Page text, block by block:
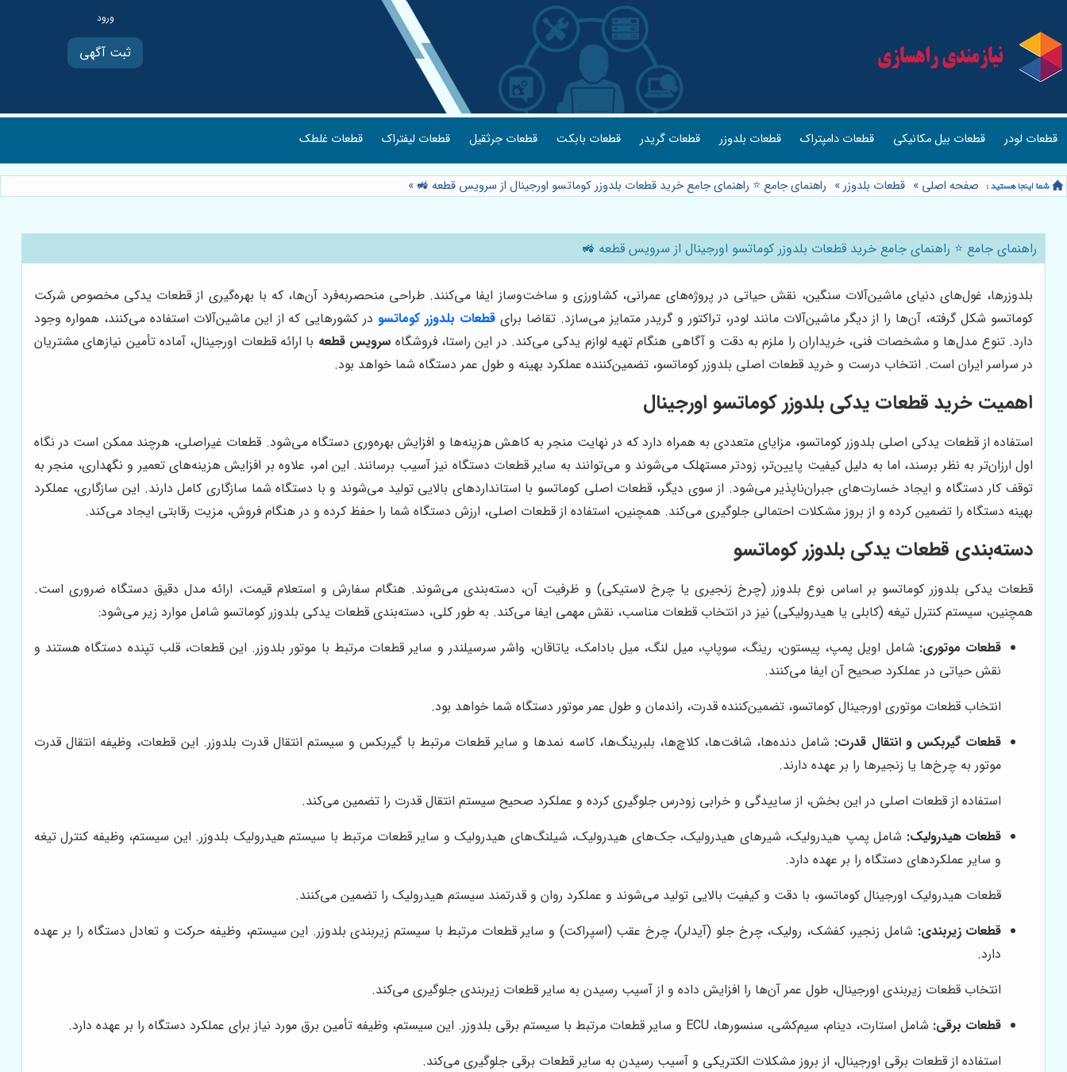
ثبت آگهی
قطعات لودر قطعات بیل مکانیکی قطعات دامپتراک قطعات بلدوزر قطعات گریدر قطعات بابکت قطعات جرثقیل قطعات لیفتراک قطعات غلطک
صفحه اصلی » قطعات بلدوزر» راهنمای جامع ⭐️ راهنمای جامع خرید قطعات بلدوزر کوماتسو اورجینال از سرویس قطعه 🚜 »
راهنمای جامع ⭐️ راهنمای جامع خرید قطعات بلدوزر کوماتسو اورجینال از سرویس قطعه 🚜
بلدوزرها، غول‌های دنیای ماشین‌آلات سنگین، نقش حیاتی در پروژه‌های عمرانی، کشاورزی و ساخت‌وساز ایفا می‌کنند. طراحی منحصربه‌فرد آن‌ها، که با بهره‌گیری از قطعات یدکی مخصوص شرکت
کوماتسو شکل گرفته، آن‌ها را از دیگر ماشین‌آلات مانند لودر، تراکتور و گریدر متمایز می‌سازد. تقاضا برای قطعات بلدوزر کوماتسودر کشورهایی که از این ماشین‌آلات استفاده می‌کنند، همواره وجود
دارد. تنوع مدل‌ها و مشخصات فنی، خریداران را ملزم به دقت و آگاهی هنگام تهیه لوازم یدکی می‌کند. در این راستا، فروشگاه سرویس قطعه با ارائه قطعات اورجینال، آماده تأمین نیازهای مشتریان
در سراسر ایران است. انتخاب درست و خرید قطعات اصلی بلدوزر کوماتسو، تضمین‌کننده عملکرد بهینه و طول عمر دستگاه شما خواهد بود.
اهمیت خرید قطعات یدکی بلدوزر کوماتسو اورجینال
استفاده از قطعات یدکی اصلی بلدوزر کوماتسو، مزایای متعددی به همراه دارد که در نهایت منجر به کاهش هزینه‌ها و افزایش بهره‌وری دستگاه می‌شود. قطعات غیراصلی، هرچند ممکن است در نگاه
اول ارزان‌تر به نظر برسند، اما به دلیل کیفیت پایین‌تر، زودتر مستهلک می‌شوند و می‌توانند به سایر قطعات دستگاه نیز آسیب برسانند. این امر، علاوه بر افزایش هزینه‌های تعمیر و نگهداری، منجر به
توقف کار دستگاه و ایجاد خسارت‌های جبران‌ناپذیر می‌شود. از سوی دیگر، قطعات اصلی کوماتسو با استانداردهای بالایی تولید می‌شوند و با دستگاه شما سازگاری کامل دارند. این سازگاری، عملکرد
بهینه دستگاه را تضمین کرده و از بروز مشکلات احتمالی جلوگیری می‌کند. همچنین، استفاده از قطعات اصلی، ارزش دستگاه شما را حفظ کرده و در هنگام فروش، مزیت رقابتی ایجاد می‌کند.
دسته‌بندی قطعات یدکی بلدوزر کوماتسو
قطعات یدکی بلدوزر کوماتسو بر اساس نوع بلدوزر (چرخ زنجیری یا چرخ لاستیکی) و ظرفیت آن، دسته‌بندی می‌شوند. هنگام سفارش و استعلام قیمت، ارائه مدل دقیق دستگاه ضروری است.
همچنین، سیستم کنترل تیغه (کابلی یا هیدرولیکی) نیز در انتخاب قطعات مناسب، نقش مهمی ایفا می‌کند. به طور کلی، دسته‌بندی قطعات یدکی بلدوزر کوماتسو شامل موارد زیر می‌شود:
قطعات موتوری: شامل اویل پمپ، پیستون، رینگ، سوپاپ، میل لنگ، میل بادامک، یاتاقان، واشر سرسیلندر و سایر قطعات مرتبط با موتور بلدوزر. این قطعات، قلب تپنده دستگاه هستند و
نقش حیاتی در عملکرد صحیح آن ایفا می‌کنند.
انتخاب قطعات موتوری اورجینال کوماتسو، تضمین‌کننده قدرت، راندمان و طول عمر موتور دستگاه شما خواهد بود.
قطعات گیربکس و انتقال قدرت: شامل دنده‌ها، شافت‌ها، کلاچ‌ها، بلبرینگ‌ها، کاسه نمدها و سایر قطعات مرتبط با گیربکس و سیستم انتقال قدرت بلدوزر. این قطعات، وظیفه انتقال قدرت
موتور به چرخ‌ها یا زنجیرها را بر عهده دارند.
استفاده از قطعات اصلی در این بخش، از ساییدگی و خرابی زودرس جلوگیری کرده و عملکرد صحیح سیستم انتقال قدرت را تضمین می‌کند.
قطعات هیدرولیک: شامل پمپ هیدرولیک، شیرهای هیدرولیک، جک‌های هیدرولیک، شیلنگ‌های هیدرولیک و سایر قطعات مرتبط با سیستم هیدرولیک بلدوزر. این سیستم، وظیفه کنترل تیغه
و سایر عملکردهای دستگاه را بر عهده دارد.
قطعات هیدرولیک اورجینال کوماتسو، با دقت و کیفیت بالایی تولید می‌شوند و عملکرد روان و قدرتمند سیستم هیدرولیک را تضمین می‌کنند.
قطعات زیربندی: شامل زنجیر، کفشک، رولیک، چرخ جلو (آیدلر)، چرخ عقب (اسپراکت) و سایر قطعات مرتبط با سیستم زیربندی بلدوزر. این سیستم، وظیفه حرکت و تعادل دستگاه را بر عهده
دارد.
انتخاب قطعات زیربندی اورجینال، طول عمر آن‌ها را افزایش داده و از آسیب رسیدن به سایر قطعات زیربندی جلوگیری می‌کند.
قطعات برقی: شامل استارت، دینام، سیم‌کشی، سنسورها، ECU و سایر قطعات مرتبط با سیستم برقی بلدوزر. این سیستم، وظیفه تأمین برق مورد نیاز برای عملکرد دستگاه را بر عهده دارد.
استفاده از قطعات برقی اورجینال، از بروز مشکلات الکتریکی و آسیب رسیدن به سایر قطعات برقی جلوگیری می‌کند.